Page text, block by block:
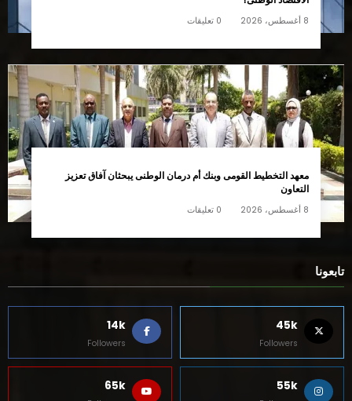
8 أغسطس، 2026 0 تعليقات
معهد التخطيط القومى وبنك أم درمان الوطنى يبحثان آفاق تعزيز
التعاون
8 أغسطس، 2026 0 تعليقات
تابعونا
45k
Followers
14k
Followers
55k
65k